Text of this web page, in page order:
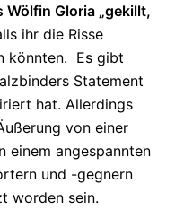
Gloria „gekillt,
ihr die Risse
könnten. Es gibt
Statement
hat. Allerdings
von einer
einem angespannten
und -gegnern
worden sein.